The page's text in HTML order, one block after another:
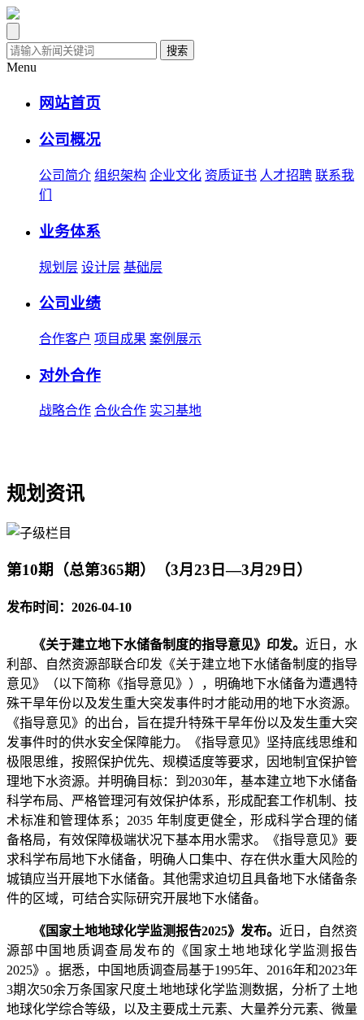
搜索
Menu
网站首页
公司概况
公司简介 组织架构 企业文化 资质证书 人才招聘 联系我
们
业务体系
规划层 设计层 基础层
公司业绩
合作客户 项目成果 案例展示
对外合作
战略合作 合伙合作 实习基地
规划资讯
第10期（总第365期）（3月23日—3月29日）
发布时间：2026-04-10
《关于建立地下水储备制度的指导意见》印发。 近日，水
利部、自然资源部联合印发《关于建立地下水储备制度的指导
意见》（以下简称《指导意见》），明确地下水储备为遭遇特
殊干旱年份以及发生重大突发事件时才能动用的地下水资源。
《指导意见》的出台，旨在提升特殊干旱年份以及发生重大突
发事件时的供水安全保障能力。《指导意见》坚持底线思维和
极限思维，按照保护优先、规模适度等要求，因地制宜保护管
理地下水资源。并明确目标：到2030年，基本建立地下水储备
科学布局、严格管理河有效保护体系，形成配套工作机制、技
术标准和管理体系；2035 年制度更健全，形成科学合理的储
备格局，有效保障极端状况下基本用水需求。《指导意见》要
求科学布局地下水储备，明确人口集中、存在供水重大风险的
城镇应当开展地下水储备。其他需求迫切且具备地下水储备条
件的区域，可结合实际研究开展地下水储备。
《国家土地地球化学监测报告2025》发布。 近日，自然资
源部中国地质调查局发布的《国家土地地球化学监测报告
2025》。据悉，中国地质调查局基于1995年、2016年和2023年
3期次50余万条国家尺度土地地球化学监测数据，分析了土地
地球化学综合等级，以及主要成土元素、大量养分元素、微量